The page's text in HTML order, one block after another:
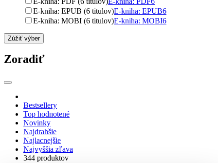
E-kniha: EPUB (6 titulov)E-kniha: EPUB6
E-kniha: MOBI (6 titulov)E-kniha: MOBI6
Zúžiť výber
Zoradiť
Bestsellery
Top hodnotené
Novinky
Najdrahšie
Najlacnejšie
Najvyššia zľava
344 produktov